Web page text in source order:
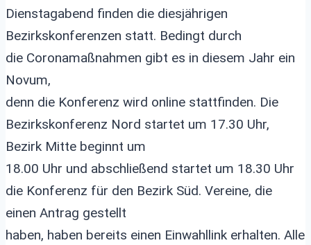
Dienstagabend finden die diesjährigen
Bezirkskonferenzen statt. Bedingt durch
die Coronamaßnahmen gibt es in diesem Jahr ein
Novum,
denn die Konferenz wird online stattfinden. Die
Bezirkskonferenz Nord startet um 17.30 Uhr,
Bezirk Mitte beginnt um
18.00 Uhr und abschließend startet um 18.30 Uhr
die Konferenz für den Bezirk Süd. Vereine, die
einen Antrag gestellt
haben, haben bereits einen Einwahllink erhalten. Alle